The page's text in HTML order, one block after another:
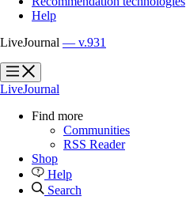
Help
LiveJournal — v.931
?
?
LiveJournal
Find more
Communities
RSS Reader
Shop
Help
Search